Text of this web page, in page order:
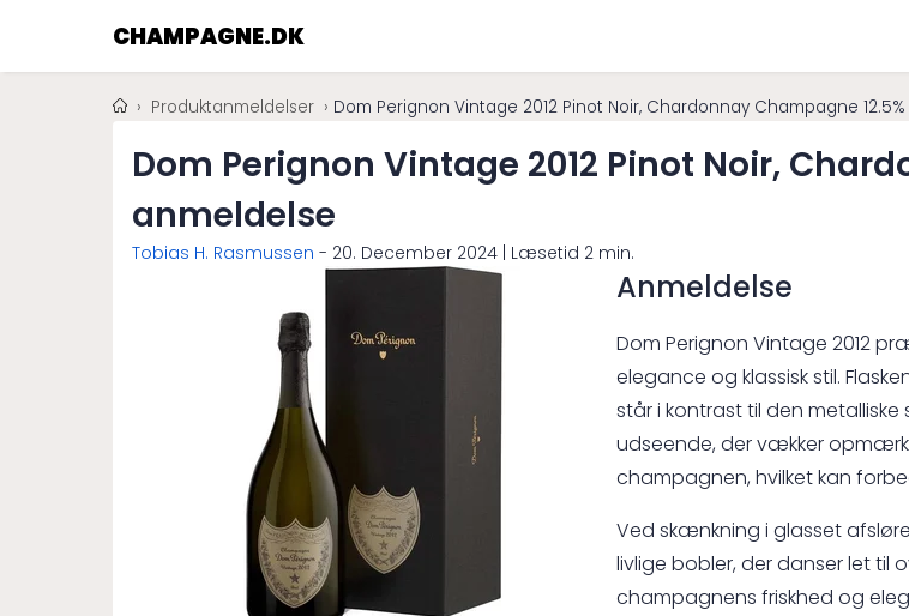
CHAMPAGNE.DK
Produktanmeldelser Dom Perignon Vintage 2012 Pinot Noir, Chardonnay Champagne
Dom Perignon Vintage 2012 Pinot Noir,
anmeldelse
Tobias H. Rasmussen - 20. December 2024 | Læsetid 2 min.
Anmeldelse
Dom Perignon Vintage 2012
elegance og klassisk stil.
står i kontrast til den
udseende, der vækker
champagnen, hvilket kan
Ved skænkning i glasset
livlige bobler, der danser let
champagnens friskhed og